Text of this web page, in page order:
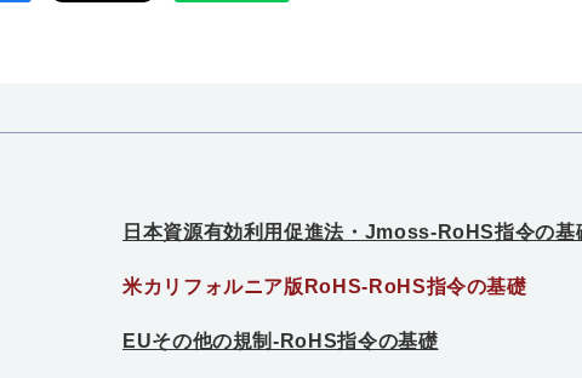
日本資源有効利用促進法・Jmoss-RoHS指令の基
米カリフォルニア版RoHS-RoHS指令の基礎
EUその他の規制-RoHS指令の基礎